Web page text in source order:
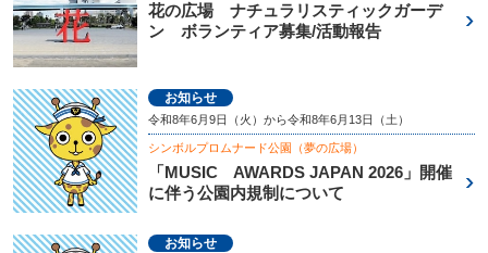
花の広場 ナチュラリスティックガーデ
ン ボランティア募集/活動報告
お知らせ
令和8年6月9日（火）から令和8年6月13日（土）
シンボルプロムナード公園（夢の広場）
「MUSIC AWARDS JAPAN 2026」開催
に伴う公園内規制について
お知らせ